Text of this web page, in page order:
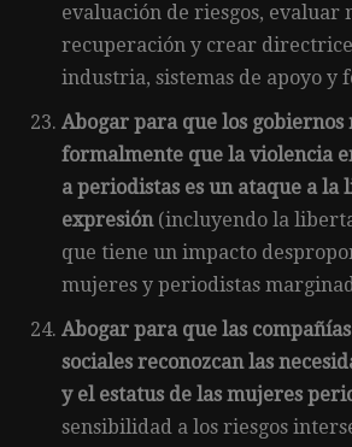
evaluación de riesgos, evaluar
recuperación y crear
industria, sistemas de apoyo y
Abogar para que los gobiernos
formalmente que la violencia
a periodistas es un ataque a la
expresión(incluyendo la
que tiene un impacto
mujeres y periodistas
Abogar para que las
sociales reconozcan las
y el estatus de las mujeres
sensibilidad a los riesgos